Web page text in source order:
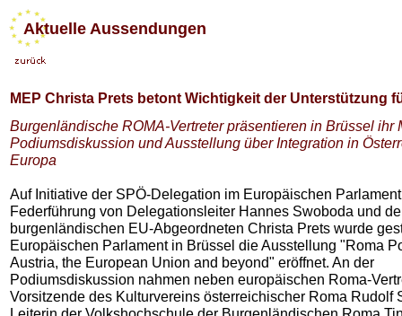
Aktuelle Aussendungen
MEP Christa Prets betont Wichtigkeit der Unterstützung
Burgenländische ROMA-Vertreter präsentieren in Brüssel ihr
Podiumsdiskussion und Ausstellung über Integration in
Europa
Auf Initiative der SPÖ-Delegation im Europäischen
Federführung von Delegationsleiter Hannes Swoboda und
burgenländischen EU-Abgeordneten Christa Prets wurde
Europäischen Parlament in Brüssel die Ausstellung "Roma
Austria, the European Union and beyond" eröffnet. An der
Podiumsdiskussion nahmen neben europäischen Roma-
Vorsitzende des Kulturvereins österreichischer Roma Rudolf